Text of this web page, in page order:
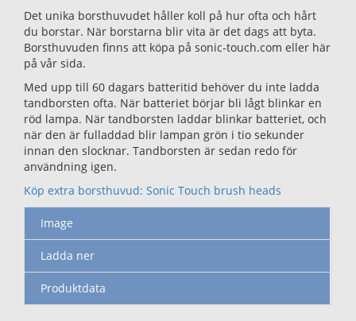
Det unika borsthuvudet håller koll på hur ofta och hårt
du borstar. När borstarna blir vita är det dags att byta.
Borsthuvuden finns att köpa på sonic-touch.com eller här
på vår sida.
Med upp till 60 dagars batteritid behöver du inte ladda
tandborsten ofta. När batteriet börjar bli lågt blinkar en
röd lampa. När tandborsten laddar blinkar batteriet, och
när den är fulladdad blir lampan grön i tio sekunder
innan den slocknar. Tandborsten är sedan redo för
användning igen.
Köp extra borsthuvud: Sonic Touch brush heads
Image
Ladda ner
Produktdata